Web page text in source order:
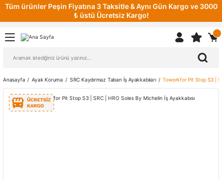
Tüm ürünler Peşin Fiyatına 3 Taksitle & Aynı Gün Kargo ve 3000
₺ üstü Ücretsiz Kargo!
Anasayfa Ayak Koruma SRC Kaydırmaz Taban İş Ayakkabıları Toworkfor Pit Stop S3 |